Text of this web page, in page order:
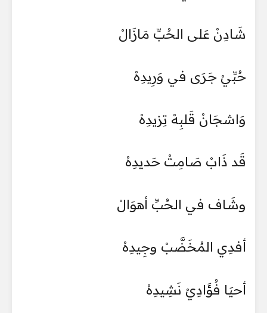
شَادِنْ عَلى الحُبِّ مَازَالْ
حُبِّيْ جَرَى في وَرِيدِهْ
وَاشجَانْ قَلبِهْ تِزيدِهْ
قَد ذَابْ صَامِتْ حَديدِهْ
وشَاف في الحُبِّ أهوَالْ
أفدِي المُخَضَّبْ وجِيدِهْ
أحيَا فُؤَادِيْ نَشِيدِهْ